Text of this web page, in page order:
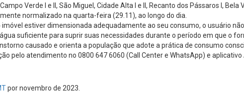
Verde I e II, São Miguel, Cidade Alta I e II, Recanto dos Pássaros I, Bela
normalizado na quarta-feira (29.11), ao longo do dia.
imóvel estiver dimensionada adequadamente ao seu consumo, o usuário
suficiente para suprir suas necessidades durante o período em que o
causado e orienta a população que adote a prática de consumo
pelo atendimento no 0800 647 6060 (Call Center e WhatsApp) e aplicativo
por novembro de 2023.